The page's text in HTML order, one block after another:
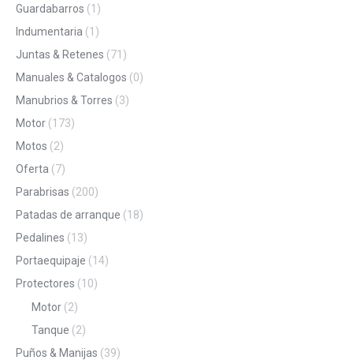
Guardabarros (1)
Indumentaria (1)
Juntas & Retenes (71)
Manuales & Catalogos (0)
Manubrios & Torres (3)
Motor (173)
Motos (2)
Oferta (7)
Parabrisas (200)
Patadas de arranque (18)
Pedalines (13)
Portaequipaje (14)
Protectores (10)
Motor (2)
Tanque (2)
Puños & Manijas (39)